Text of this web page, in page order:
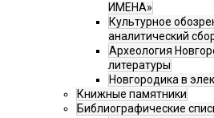
ИМЕНА»
Культурное
аналитический
Археология
литературы
Новгородика в
Книжные памятники
Библиографические